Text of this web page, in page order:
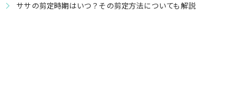
ササの剪定時期はいつ？その剪定方法についても解説